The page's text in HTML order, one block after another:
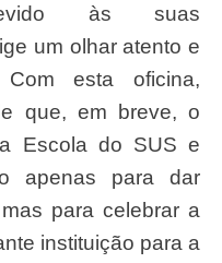
às suas
um olhar atento e
Com esta oficina,
que, em breve, o
Escola do SUS e
apenas para dar
para celebrar a
instituição para a